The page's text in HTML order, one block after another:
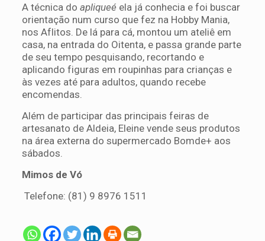
A técnica do apliqueé ela já conhecia e foi buscar
orientação num curso que fez na Hobby Mania,
nos Aflitos. De lá para cá, montou um ateliê em
casa, na entrada do Oitenta, e passa grande parte
de seu tempo pesquisando, recortando e
aplicando figuras em roupinhas para crianças e
às vezes até para adultos, quando recebe
encomendas.
Além de participar das principais feiras de
artesanato de Aldeia, Eleine vende seus produtos
na área externa do supermercado Bomde+ aos
sábados.
Mimos de Vó
Telefone: (81) 9 8976 1511